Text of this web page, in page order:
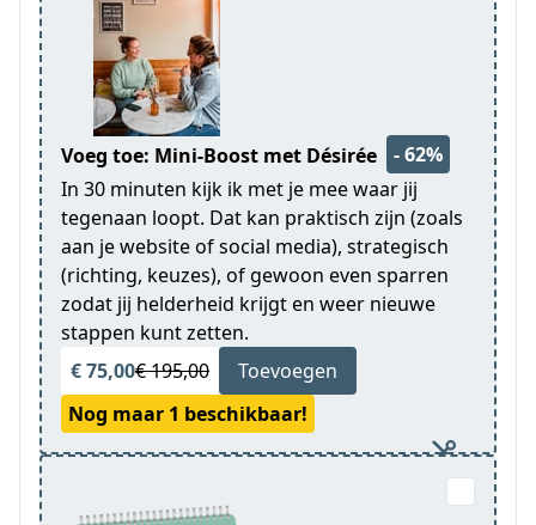
Voeg toe: Mini-Boost met Désirée
- 62%
In 30 minuten kijk ik met je mee waar jij
tegenaan loopt. Dat kan praktisch zijn (zoals
aan je website of social media), strategisch
(richting, keuzes), of gewoon even sparren
zodat jij helderheid krijgt en weer nieuwe
stappen kunt zetten.
€ 75,00€ 195,00
Toevoegen
Nog maar 1 beschikbaar!